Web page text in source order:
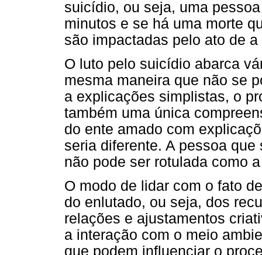
suicídio, ou seja, uma
minutos e se há uma morte
são impactadas pelo ato de
O luto pelo suicídio abarca
mesma maneira que não se
a explicações simplistas, o
também uma única
do ente amado com
seria diferente. A pessoa
não pode ser rotulada como
O modo de lidar com o fato
do enlutado, ou seja, dos
relações e ajustamentos
a interação com o meio
que podem influenciar o